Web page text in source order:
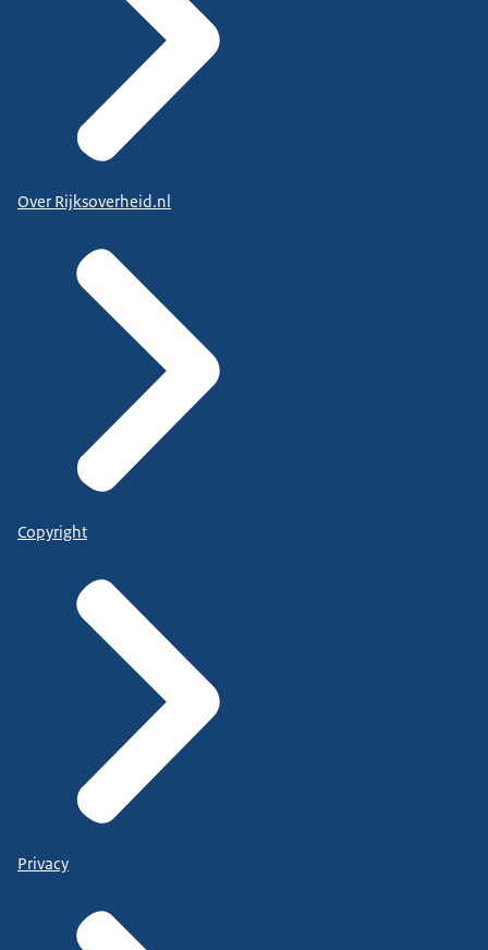
Over Rijksoverheid.nl
Copyright
Privacy